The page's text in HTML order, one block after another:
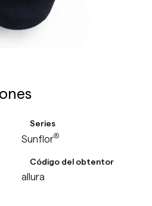
Series
Sunflor®
Código del obtentor
allura